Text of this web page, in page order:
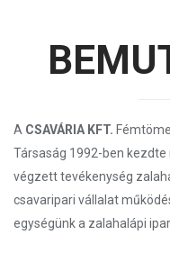
A CSAVÁRIA KFT.
Társaság 1992-ben
végzett tevékenység
csavaripari vállalat
egységünk a zalahalápi